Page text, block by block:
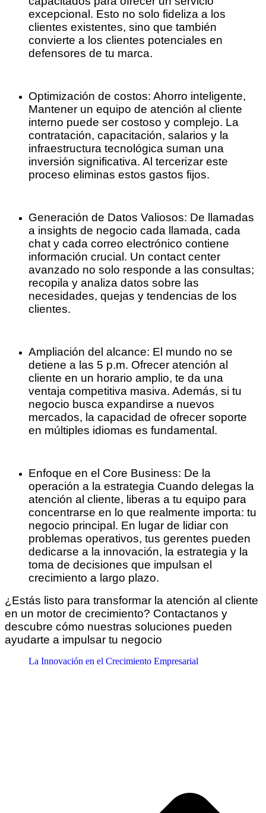
excepcional. Esto no solo fideliza a los
clientes existentes, sino que también
convierte a los clientes potenciales en
defensores de tu marca.
Optimización de costos: Ahorro inteligente,
Mantener un equipo de atención al cliente
interno puede ser costoso y complejo. La
contratación, capacitación, salarios y la
infraestructura tecnológica suman una
inversión significativa. Al tercerizar este
proceso eliminas estos gastos fijos.
Generación de Datos Valiosos: De llamadas
a insights de negocio cada llamada, cada
chat y cada correo electrónico contiene
información crucial. Un contact center
avanzado no solo responde a las consultas;
recopila y analiza datos sobre las
necesidades, quejas y tendencias de los
clientes.
Ampliación del alcance: El mundo no se
detiene a las 5 p.m. Ofrecer atención al
cliente en un horario amplio, te da una
ventaja competitiva masiva. Además, si tu
negocio busca expandirse a nuevos
mercados, la capacidad de ofrecer soporte
en múltiples idiomas es fundamental.
Enfoque en el Core Business: De la
operación a la estrategia Cuando delegas la
atención al cliente, liberas a tu equipo para
concentrarse en lo que realmente importa: tu
negocio principal. En lugar de lidiar con
problemas operativos, tus gerentes pueden
dedicarse a la innovación, la estrategia y la
toma de decisiones que impulsan el
crecimiento a largo plazo.
¿Estás listo para transformar la atención al cliente
en un motor de crecimiento? Contactanos y
descubre cómo nuestras soluciones pueden
ayudarte a impulsar tu negocio
La Innovación en el Crecimiento Empresarial